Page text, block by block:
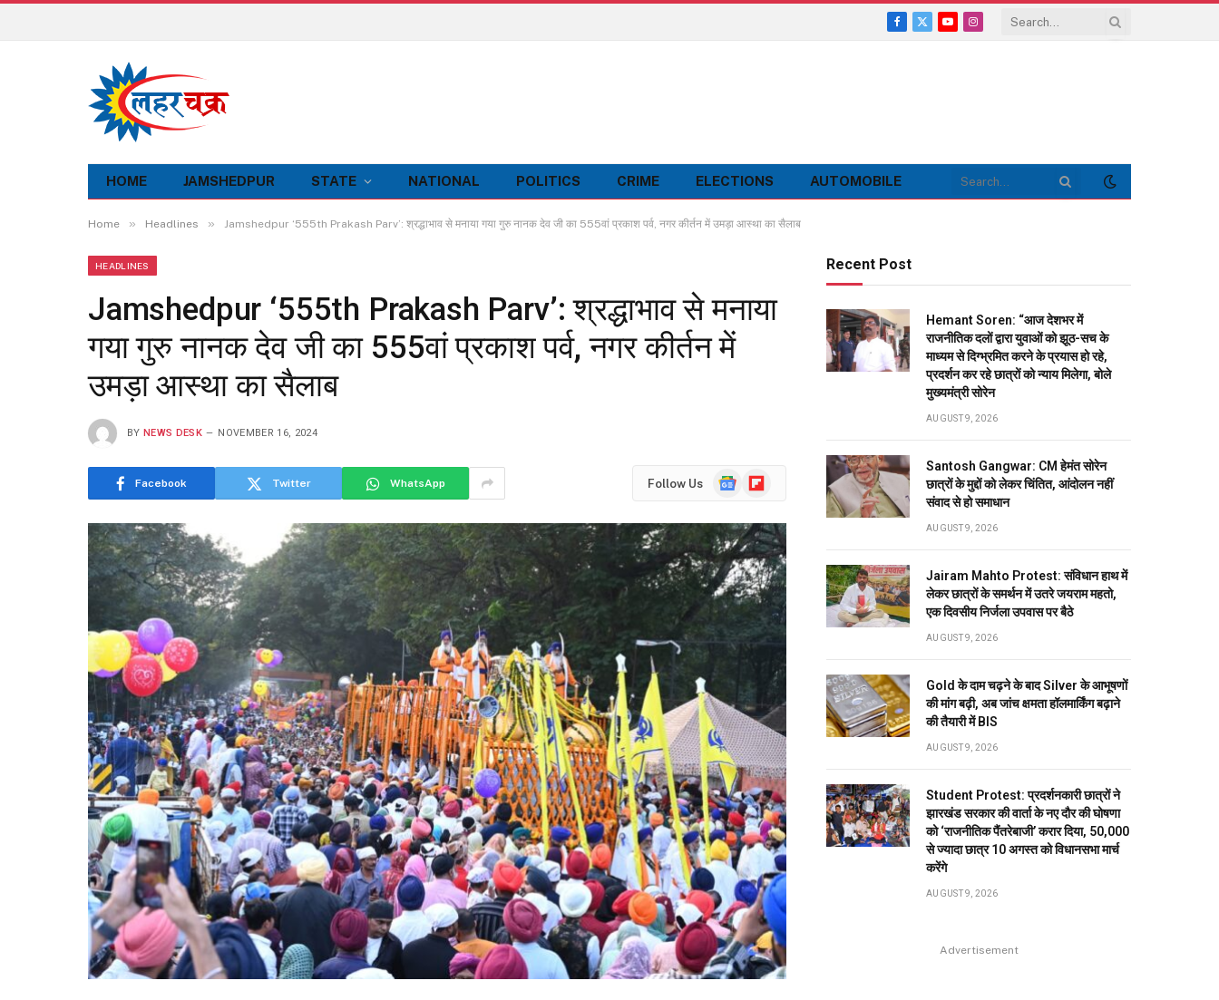
Facebook
X
YouTubeInstagram
HOME JAMSHEDPUR STATE NATIONAL POLITICS CRIME ELECTIONS AUTOMOBILE
Home » Headlines » Jamshedpur ‘555th Prakash Parv’: श्रद्धाभाव से मनाया गया गुरु नानक देव जी का 555वां प्रकाश पर्व, नगर कीर्तन में उमड़ा आस्था का सैलाब
HEADLINES
Jamshedpur ‘555th Prakash Parv’: श्रद्धाभाव से मनाया
गया गुरु नानक देव जी का 555वां प्रकाश पर्व, नगर कीर्तन में
उमड़ा आस्था का सैलाब
BY NEWS DESK NOVEMBER 16, 2024
Facebook Twitter WhatsApp Follow Us
GoogleFlipboard
Recent Post
Hemant Soren: “आज देशभर में
राजनीतिक दलों द्वारा युवाओं को झूठ-सच के
माध्यम से दिग्भ्रमित करने के प्रयास हो रहे,
प्रदर्शन कर रहे छात्रों को न्याय मिलेगा, बोले
मुख्यमंत्री सोरेन
AUGUST 9, 2026
Santosh Gangwar: CM हेमंत सोरेन
छात्रों के मुद्दों को लेकर चिंतित, आंदोलन नहीं
संवाद से हो समाधान
AUGUST 9, 2026
Jairam Mahto Protest: संविधान हाथ में
लेकर छात्रों के समर्थन में उतरे जयराम महतो,
एक दिवसीय निर्जला उपवास पर बैठे
AUGUST 9, 2026
Gold के दाम चढ़ने के बाद Silver के आभूषणों
की मांग बढ़ी, अब जांच क्षमता हॉलमार्किंग बढ़ाने
की तैयारी में BIS
AUGUST 9, 2026
Student Protest: प्रदर्शनकारी छात्रों ने
झारखंड सरकार की वार्ता के नए दौर की घोषणा
को ‘राजनीतिक पैंतरेबाजी’ करार दिया, 50,000
से ज्यादा छात्र 10 अगस्त को विधानसभा मार्च
करेंगे
AUGUST 9, 2026
Advertisement